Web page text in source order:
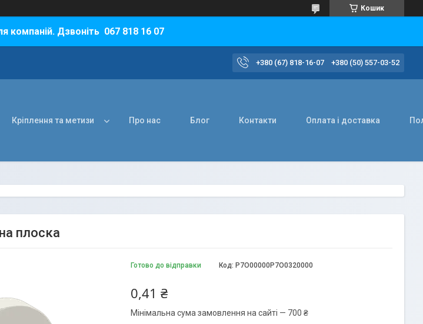
Кошик
компаній. Дзвоніть 067 818 16 07
+380 (67) 818-16-07 +380 (50) 557-03-52
Кріплення та метизи Про нас Блог Контакти Оплата і доставка
плоска
Готово до відправки Код: P7O00000P7O0320000
0,41 ₴
Мінімальна сума замовлення на сайті — 700 ₴